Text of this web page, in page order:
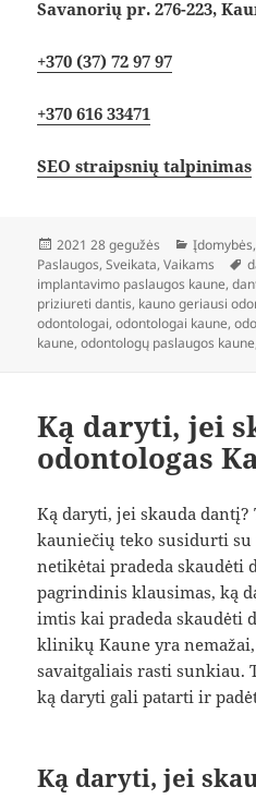
Savanorių pr. 276-223,
+370 (37) 72 97 97
+370 616 33471
SEO straipsnių talpinimas
Paskelbta
2021 28 gegužės Įdomybės,
Paslaugos,Sveikata,Vaikams
implantavimo paslaugos kaune,
priziureti dantis, kauno geriausi
odontologai,odontologai kaune,
kaune,odontologų paslaugos kaune
Ką daryti, jei
odontologas
Ką daryti, jei skauda
kauniečių teko susidurti
netikėtai pradeda skaudėti
pagrindinis klausimas, ką
imtis kai pradeda skaudėti
klinikų Kaune yra
savaitgaliais rasti sunkiau.
ką daryti gali patarti ir
Ką daryti, jei